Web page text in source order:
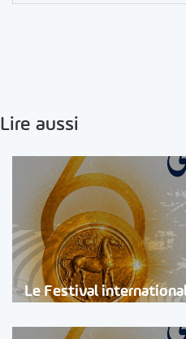
Lire aussi
Le Festival